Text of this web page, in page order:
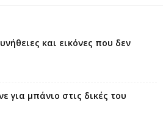
και εικόνες που δεν
για μπάνιο στις δικές του